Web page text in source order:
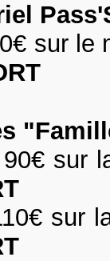
sur le
sur la
sur